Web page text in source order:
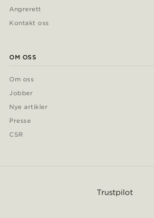
Angrerett
Kontakt oss
OM OSS
Om oss
Jobber
Nye artikler
Presse
CSR
Trustpilot